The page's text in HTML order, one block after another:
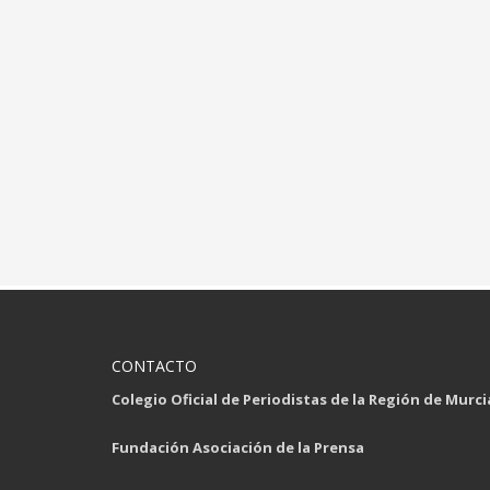
CONTACTO
Colegio Oficial de Periodistas de la Región de
Fundación Asociación de la Prensa